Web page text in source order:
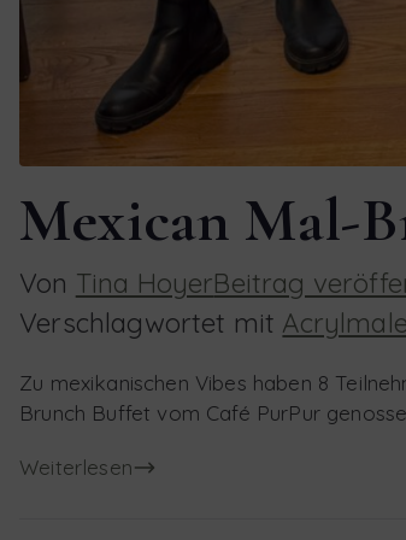
Mexican Mal-
Von Tina HoyerBeitrag
Verschlagwortet mit
Zu mexikanischen Vibes haben 8
Brunch Buffet vom Café PurPur
Weiterlesen